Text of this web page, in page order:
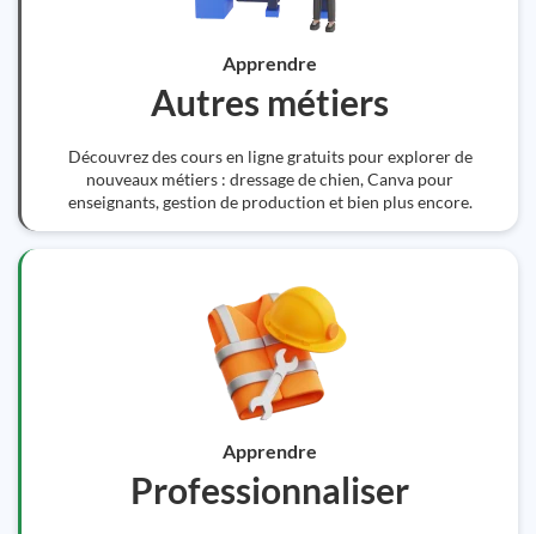
Apprendre
Autres métiers
Découvrez des cours en ligne gratuits pour explorer de
nouveaux métiers : dressage de chien, Canva pour
enseignants, gestion de production et bien plus encore.
Apprendre
Professionnaliser